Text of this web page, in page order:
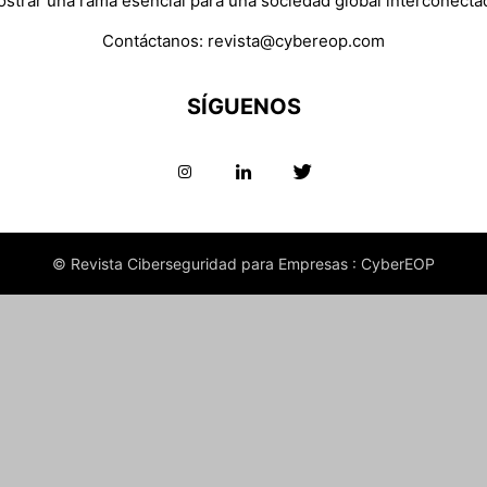
Contáctanos: revista@cybereop.com
SÍGUENOS
© Revista Ciberseguridad para Empresas : CyberEOP